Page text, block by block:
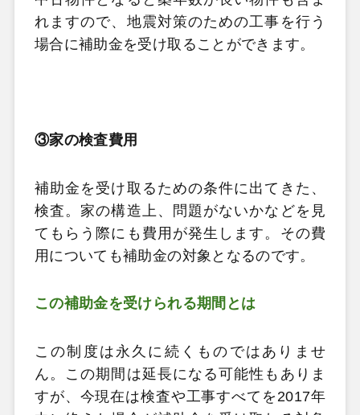
れますので、地震対策のための工事を行う
場合に補助金を受け取ることができます。
③家の検査費用
補助金を受け取るための条件に出てきた、
検査。家の構造上、問題がないかなどを見
てもらう際にも費用が発生します。その費
用についても補助金の対象となるのです。
この補助金を受けられる期間とは
この制度は永久に続くものではありませ
ん。この期間は延長になる可能性もありま
すが、今現在は検査や工事すべてを2017年